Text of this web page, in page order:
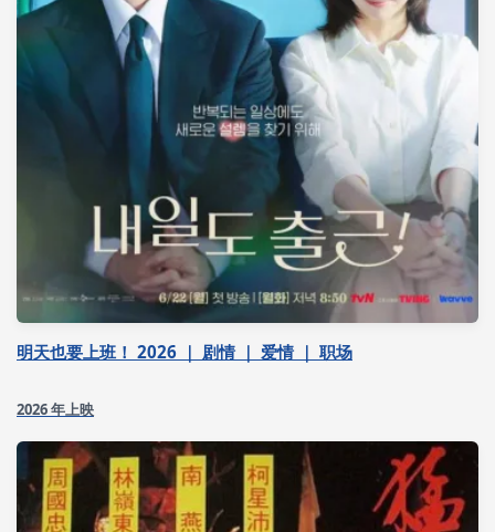
明天也要上班！ 2026 ｜ 剧情 ｜ 爱情 ｜ 职场
2026 年上映